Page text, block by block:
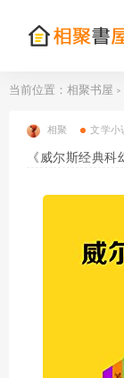
当前位置： 相聚书屋 >
相聚 文学小
《威尔斯经典科